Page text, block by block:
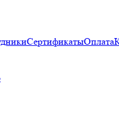
СертификатыОплата